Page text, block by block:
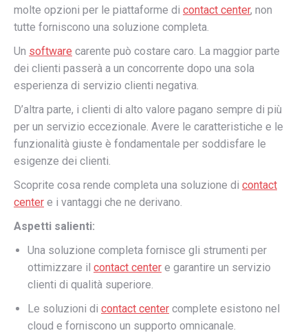
molte opzioni per le piattaforme di contact center, non
tutte forniscono una soluzione completa.
Un software carente può costare caro. La maggior parte
dei clienti passerà a un concorrente dopo una sola
esperienza di servizio clienti negativa.
D’altra parte, i clienti di alto valore pagano sempre di più
per un servizio eccezionale. Avere le caratteristiche e le
funzionalità giuste è fondamentale per soddisfare le
esigenze dei clienti.
Scoprite cosa rende completa una soluzione di contact
center e i vantaggi che ne derivano.
Aspetti salienti:
Una soluzione completa fornisce gli strumenti per
ottimizzare il contact center e garantire un servizio
clienti di qualità superiore.
Le soluzioni di contact center complete esistono nel
cloud e forniscono un supporto omnicanale.